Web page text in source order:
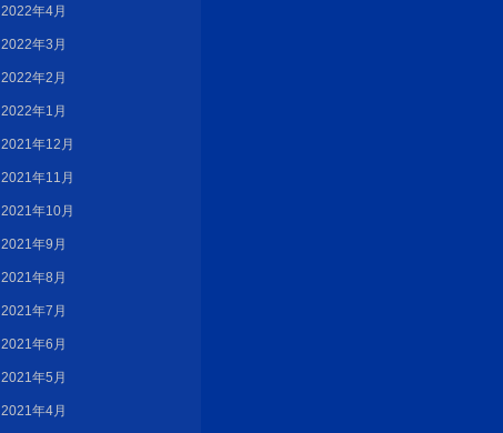
2022年4月
2022年3月
2022年2月
2022年1月
2021年12月
2021年11月
2021年10月
2021年9月
2021年8月
2021年7月
2021年6月
2021年5月
2021年4月